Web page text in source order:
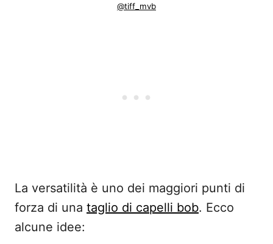
@tiff_mvb
La versatilità è uno dei maggiori punti di
forza di una taglio di capelli bob. Ecco
alcune idee: